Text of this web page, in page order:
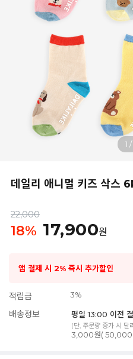
1 /
데일리 애니멀 키즈 삭스
22,000
18% 17,900원
앱 결제 시 2% 즉시 추가할인
적립금 3%
배송정보 평일 13:00 이전 결
(단, 주문량 증가 시 달
3,000원( 50,000